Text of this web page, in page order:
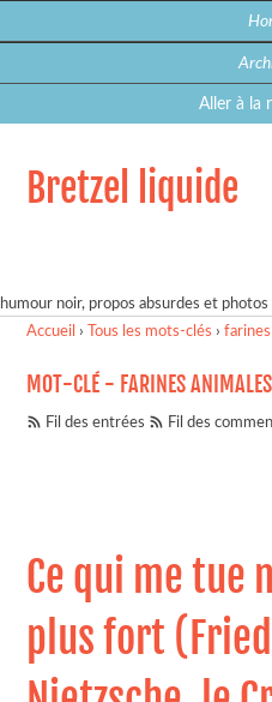
Aller à la
Bretzel liquide
humour noir, propos absurdes et photos
Accueil › Tous les mots-clés ›farines
MOT-CLÉ - FARINES ANIMALES
Fil des entrées Fil des
Ce qui me tue
plus fort